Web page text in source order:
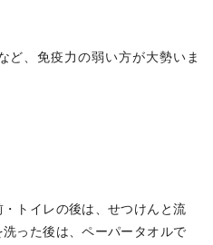
ど、免疫力の弱い方が大勢いま
トイレの後は、せつけんと流
った後は、ペーパータオルで